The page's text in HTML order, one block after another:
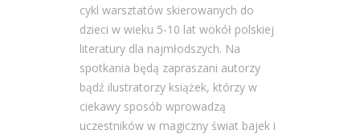
cykl warsztatów skierowanych do
dzieci w wieku 5-10 lat wokół polskiej
literatury dla najmłodszych. Na
spotkania będą zapraszani autorzy
bądź ilustratorzy książek, którzy w
ciekawy sposób wprowadzą
uczestników w magiczny świat bajek i